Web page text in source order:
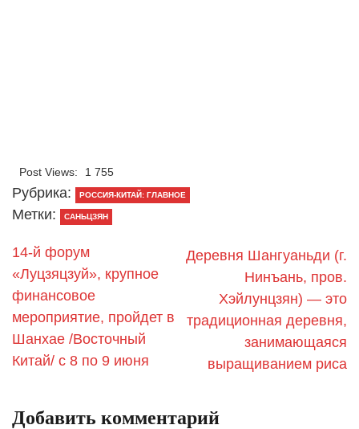
Post Views: 1 755
Рубрика: РОССИЯ-КИТАЙ: ГЛАВНОЕ
Метки: САНЬЦЗЯН
14-й форум
«Луцзяцзуй», крупное
финансовое
мероприятие, пройдет в
Шанхае /Восточный
Китай/ с 8 по 9 июня
Деревня Шангуаньди (г.
Нинъань, пров.
Хэйлунцзян) — это
традиционная деревня,
занимающаяся
выращиванием риса
Добавить комментарий